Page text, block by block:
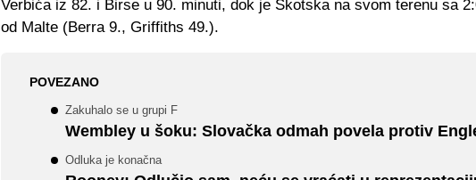
Verbića iz 82. i Birse u 90. minuti, dok je Škotska na svom terenu sa
od Malte (Berra 9., Griffiths 49.).
POVEZANO
Zakuhalo se u grupi F
Wembley u šoku: Slovačka odmah povela protiv
Odluka je konačna